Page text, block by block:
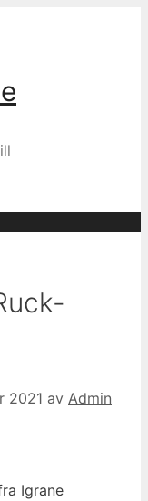
2021 av Admin
Igrane